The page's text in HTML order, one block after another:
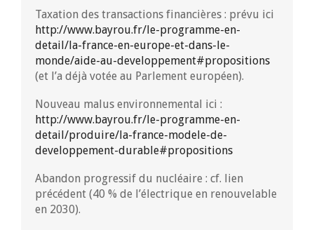
Taxation des transactions financières : prévu ici
http://www.bayrou.fr/le-programme-en-
detail/la-france-en-europe-et-dans-le-
monde/aide-au-developpement#propositions
(et l’a déjà votée au Parlement européen).
Nouveau malus environnemental ici :
http://www.bayrou.fr/le-programme-en-
detail/produire/la-france-modele-de-
developpement-durable#propositions
Abandon progressif du nucléaire : cf. lien
précédent (40 % de l’électrique en renouvelable
en 2030).